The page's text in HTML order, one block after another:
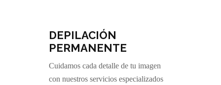
DEPILACIÓN
PERMANENTE
Cuidamos cada detalle de tu imagen
con nuestros servicios especializados